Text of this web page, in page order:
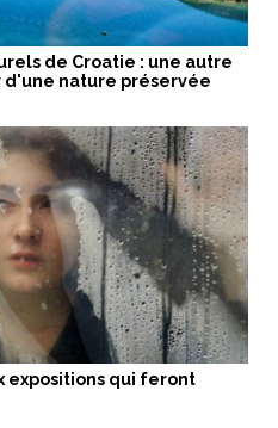
de Croatie : une autre
nature préservée
expositions qui feront